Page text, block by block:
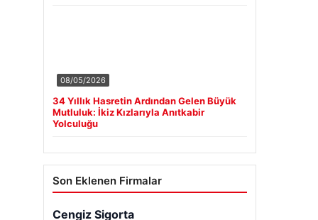
08/05/2026
34 Yıllık Hasretin Ardından Gelen Büyük
Mutluluk: İkiz Kızlarıyla Anıtkabir
Yolculuğu
Son Eklenen Firmalar
Cengiz Sigorta